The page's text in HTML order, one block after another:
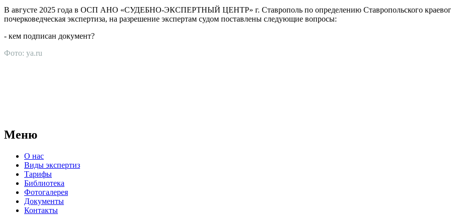
В августе 2025 года в ОСП АНО «СУДЕБНО-ЭКСПЕРТНЫЙ ЦЕНТР» г. Ставрополь по определению Ставропольского краевого
почерковедческая экспертиза, на разрешение экспертам судом поставлены следующие вопросы:
- кем подписан документ?
Фото: ya.ru
Меню
О нас
Виды экспертиз
Тарифы
Библиотека
Фотогалерея
Документы
Контакты